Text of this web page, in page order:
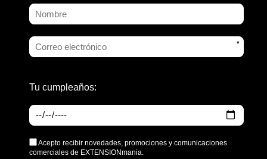
*
Tu cumpleaños:
Acepto recibir novedades, promociones y comunicaciones
comerciales de EXTENSIONmania.